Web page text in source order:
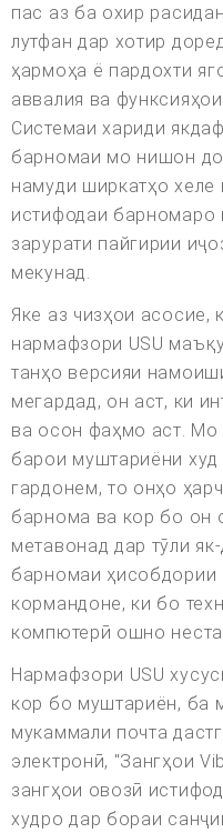
пас аз ба охир
лутфан дар хотир
ҳармоҳа ё пардохти
аввалия ва
Системаи хариди
барномаи мо нишон
намуди ширкатҳо хеле
истифодаи барномаро
зарурати пайгирии
мекунад.
Яке аз чизҳои
нармафзори USU
танҳо версияи
мегардад, он аст, ки
ва осон фаҳмо аст.
барои муштариёни
гардонем, то онҳо
барнома ва кор бо он
метавонад дар тӯли
барномаи ҳисобдории
кормандоне, ки бо
компютерӣ ошно
Нармафзори USU
кор бо муштариён, ба
мукаммали почта
электронӣ, "Зангҳои
зангҳои овозӣ
худро дар бораи